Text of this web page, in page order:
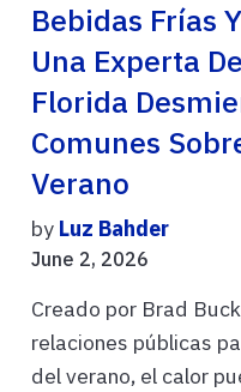
Bebidas Frías
Una Experta
Florida
Comunes
Verano
by Luz Bahder
June 2, 2026
Creado por Brad
relaciones públicas
del verano, el calor